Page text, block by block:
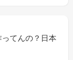
てんの？日本